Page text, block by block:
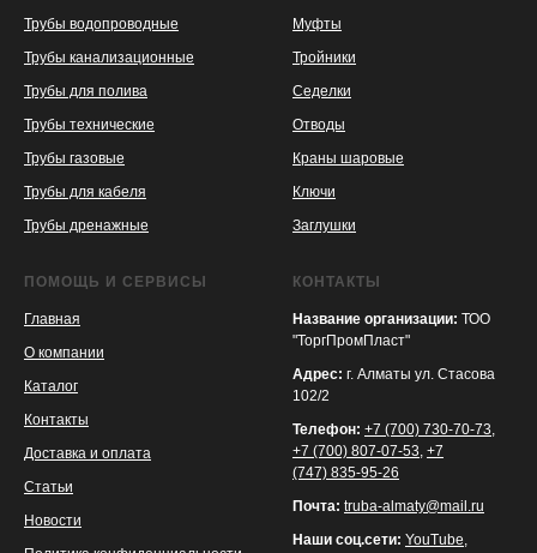
Трубы водопроводные
Трубы канализационные
Трубы для полива
Трубы технические
Трубы газовые
Трубы для кабеля
Трубы дренажные
Муфты
Тройники
Седелки
Отводы
Краны шаровые
Ключи
Заглушки
ПОМОЩЬ И СЕРВИСЫ
Главная
О компании
Каталог
Контакты
Доставка и оплата
Статьи
Новости
КОНТАКТЫ
Название организации: ТОО
"ТоргПромПласт"
Адрес: г. Алматы ул. Стасова
102/2
Телефон: +7 (700) 730-70-73,
+7 (700) 807-07-53, +7
(747) 835-95-26
Почта: truba-almaty@mail.ru
Наши соц.сети: YouTube,